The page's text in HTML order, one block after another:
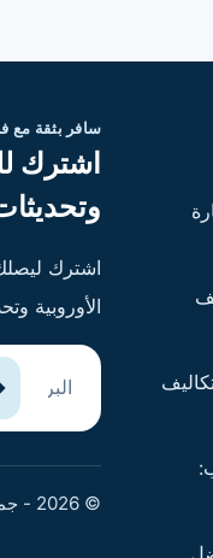
سافر بثقة
اشترك
اشترك
الأوروبية
البريد
© 2026 - جميع الحقوق محفوظة